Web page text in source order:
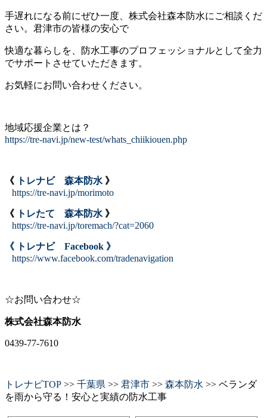
手遅れになる前にぜひ一度、株式会社森本防水にご相談くだ
さい。君津市の皆様の安心で
快適な暮らしを、防水工事のプロフェッショナルとして全力
でサポートさせていただきます。
お気軽にお問い合わせください。
地域応援企業とは？
https://tre-navi.jp/new-test/whats_chiikiouen.php
《 トレナビ 森本防水 》
https://tre-navi.jp/morimoto
《 トレたて 森本防水 》
https://tre-navi.jp/toremach/?cat=2060
《 トレナビ Facebook 》
https://www.facebook.com/tradenavigation
☆お問い合わせ☆
株式会社森本防水
0439-77-7610
トレナビTOP >> 千葉県 >> 君津市 >> 森本防水 >> ベランダ
を雨から守る！安心と実績の防水工事